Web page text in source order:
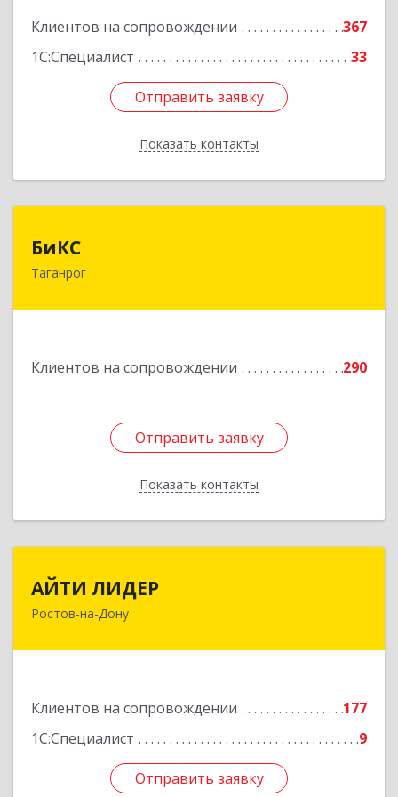
Клиентов на сопровождении
367
1С:Специалист
33
Отправить заявку
Показать контакты
Отправить заявку
Назад
БиКС
Таганрог
Клиентов на сопровождении 290
Отправить заявку
Показать контакты
347900, Ростовская обл, Таганрог г, Фрунзе ул,
Отправить заявку
Назад
АЙТИ ЛИДЕР
Ростов-на-Дону
Клиентов на сопровождении
177
1С:Специалист
9
Отправить заявку
344065, Ростовская обл, Ростов-на-Дону г,
Отправить заявку